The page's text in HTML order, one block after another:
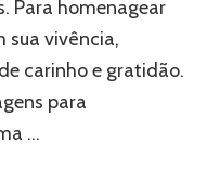
Para homenagear
sua vivência,
carinho e gratidão.
para
…